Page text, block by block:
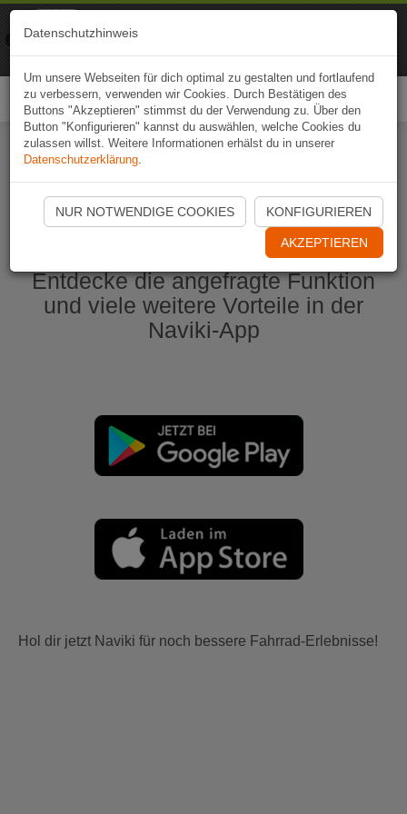
Naviki App jetzt öffnen
Entdecke die angefragte Funktion
und viele weitere Vorteile in der
Naviki-App
Hol dir jetzt Naviki für noch bessere Fahrrad-Erlebnisse!
Datenschutzhinweis
Um unsere Webseiten für dich optimal zu gestalten und fortlaufend
zu verbessern, verwenden wir Cookies. Durch Bestätigen des
Buttons "Akzeptieren" stimmst du der Verwendung zu. Über den
Button "Konfigurieren" kannst du auswählen, welche Cookies du
zulassen willst. Weitere Informationen erhälst du in unserer
Datenschutzerklärung.
NUR NOTWENDIGE COOKIES KONFIGURIEREN
AKZEPTIEREN
Naviki